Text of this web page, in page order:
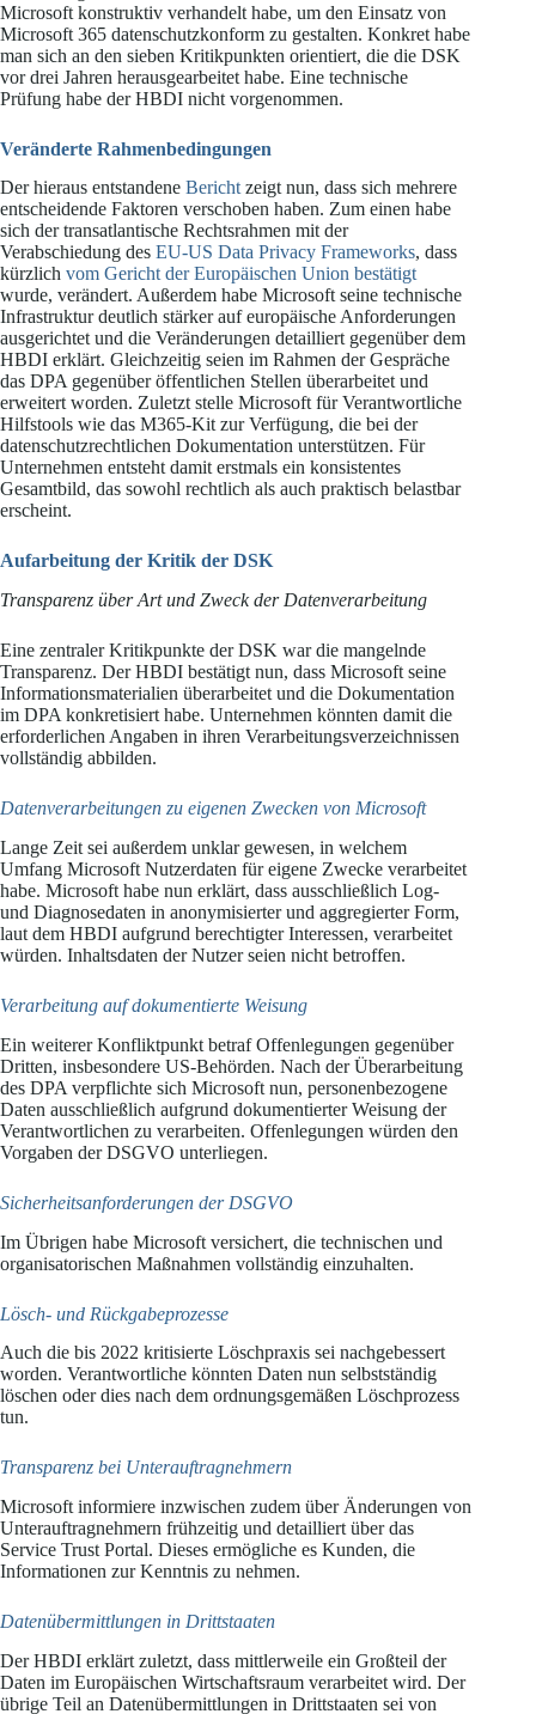
Microsoft konstruktiv verhandelt habe, um den Einsatz von
Microsoft 365 datenschutzkonform zu gestalten. Konkret habe
man sich an den sieben Kritikpunkten orientiert, die die DSK
vor drei Jahren herausgearbeitet habe. Eine technische
Prüfung habe der HBDI nicht vorgenommen.
Veränderte Rahmenbedingungen
Der hieraus entstandene Berichtzeigt nun, dass sich mehrere
entscheidende Faktoren verschoben haben. Zum einen habe
sich der transatlantische Rechtsrahmen mit der
Verabschiedung des EU-US Data Privacy Frameworks, dass
kürzlich vom Gericht der Europäischen Union bestätigt
wurde, verändert. Außerdem habe Microsoft seine technische
Infrastruktur deutlich stärker auf europäische Anforderungen
ausgerichtet und die Veränderungen detailliert gegenüber dem
HBDI erklärt. Gleichzeitig seien im Rahmen der Gespräche
das DPA gegenüber öffentlichen Stellen überarbeitet und
erweitert worden. Zuletzt stelle Microsoft für Verantwortliche
Hilfstools wie das M365-Kit zur Verfügung, die bei der
datenschutzrechtlichen Dokumentation unterstützen. Für
Unternehmen entsteht damit erstmals ein konsistentes
Gesamtbild, das sowohl rechtlich als auch praktisch belastbar
erscheint.
Aufarbeitung der Kritik der DSK
Transparenz über Art und Zweck der Datenverarbeitung
Eine zentraler Kritikpunkte der DSK war die mangelnde
Transparenz. Der HBDI bestätigt nun, dass Microsoft seine
Informationsmaterialien überarbeitet und die Dokumentation
im DPA konkretisiert habe. Unternehmen könnten damit die
erforderlichen Angaben in ihren Verarbeitungsverzeichnissen
vollständig abbilden.
Datenverarbeitungen zu eigenen Zwecken von Microsoft
Lange Zeit sei außerdem unklar gewesen, in welchem
Umfang Microsoft Nutzerdaten für eigene Zwecke verarbeitet
habe. Microsoft habe nun erklärt, dass ausschließlich Log-
und Diagnosedaten in anonymisierter und aggregierter Form,
laut dem HBDI aufgrund berechtigter Interessen, verarbeitet
würden. Inhaltsdaten der Nutzer seien nicht betroffen.
Verarbeitung auf dokumentierte Weisung
Ein weiterer Konfliktpunkt betraf Offenlegungen gegenüber
Dritten, insbesondere US-Behörden. Nach der Überarbeitung
des DPA verpflichte sich Microsoft nun, personen­bezogene
Daten ausschließlich aufgrund dokumentierter Weisung der
Verantwortlichen zu verarbeiten. Offenlegungen würden den
Vorgaben der DSGVO unterliegen.
Sicherheitsanforderungen der DSGVO
Im Übrigen habe Microsoft versichert, die technischen und
organisatorischen Maßnahmen vollständig einzuhalten.
Lösch- und Rückgabeprozesse
Auch die bis 2022 kritisierte Löschpraxis sei nachgebessert
worden. Verantwortliche könnten Daten nun selbstständig
löschen oder dies nach dem ordnungsgemäßen Löschprozess
tun.
Transparenz bei Unterauftragnehmern
Microsoft informiere inzwischen zudem über Änderungen von
Unterauftragnehmern frühzeitig und detailliert über das
Service Trust Portal. Dieses ermögliche es Kunden, die
Informationen zur Kenntnis zu nehmen.
Datenübermittlungen in Drittstaaten
Der HBDI erklärt zuletzt, dass mittlerweile ein Großteil der
Daten im Europäischen Wirtschaftsraum verarbeitet wird. Der
übrige Teil an Datenübermittlungen in Drittstaaten sei von